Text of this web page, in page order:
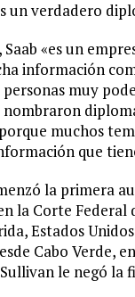
un verdadero
Saab «es un
información
personas muy
nombraron
muchos
que
la primera
la Corte Federal
Estados
Cabo Verde,
le negó la